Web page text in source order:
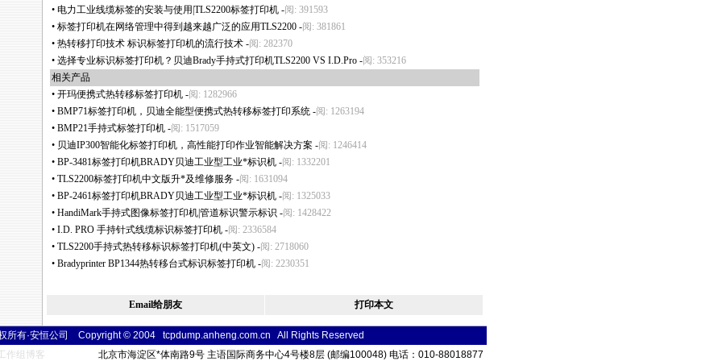
• 电力工业线缆标签的安装与使用|TLS2200标签打印机 -阅: 391593
• 标签打印机在网络管理中得到越来越广泛的应用TLS2200 -阅: 381861
• 热转移打印技术 标识标签打印机的流行技术 -阅: 282370
• 选择专业标识标签打印机？贝迪Brady手持式打印机TLS2200 VS I.D.Pro -阅: 353216
相关产品
• 开玛便携式热转移标签打印机 -阅: 1282966
• BMP71标签打印机，贝迪全能型便携式热转移标签打印系统 -阅: 1263194
• BMP21手持式标签打印机 -阅: 1517059
• 贝迪IP300智能化标签打印机，高性能打印作业智能解决方案 -阅: 1246414
• BP-3481标签打印机BRADY贝迪工业型工业*标识机 -阅: 1332201
• TLS2200标签打印机中文版升*及维修服务 -阅: 1631094
• BP-2461标签打印机BRADY贝迪工业型工业*标识机 -阅: 1325033
• HandiMark手持式图像标签打印机|管道标识警示标识 -阅: 1428422
• I.D. PRO 手持针式线缆标识标签打印机 -阅: 2336584
• TLS2200手持式热转移标识标签打印机(中英文) -阅: 2718060
• Bradyprinter BP1344热转移台式标识标签打印机 -阅: 2230351
Email给朋友 打印本文
所有·安恒公司 Copyright © 2004 tcpdump.anheng.com.cn All Rights Reserved
作组博客 北京市海淀区*体南路9号 主语国际商务中心4号楼8层 (邮编100048) 电话：010-88018877